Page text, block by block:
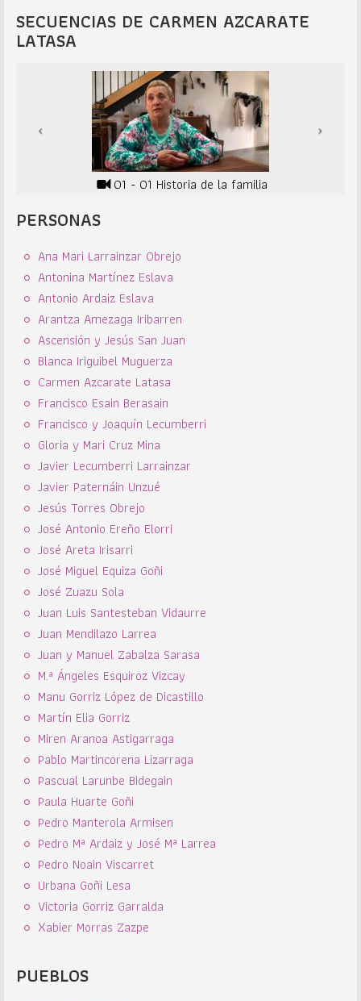
SECUENCIAS DE CARMEN AZCARATE
LATASA
01 - 01 Historia de la familia
PERSONAS
Ana Mari Larrainzar Obrejo
Antonina Martínez Eslava
Antonio Ardaiz Eslava
Arantza Amezaga Iribarren
Ascensión y Jesús San Juan
Blanca Iriguibel Muguerza
Carmen Azcarate Latasa
Francisco Esain Berasain
Francisco y Joaquín Lecumberri
Gloria y Mari Cruz Mina
Javier Lecumberri Larrainzar
Javier Paternáin Unzué
Jesús Torres Obrejo
José Antonio Ereño Elorri
José Areta Irisarri
José Miguel Equiza Goñi
José Zuazu Sola
Juan Luis Santesteban Vidaurre
Juan Mendilazo Larrea
Juan y Manuel Zabalza Sarasa
M.ª Ángeles Esquiroz Vizcay
Manu Gorriz López de Dicastillo
Martín Elia Gorriz
Miren Aranoa Astigarraga
Pablo Martincorena Lizarraga
Pascual Larunbe Bidegain
Paula Huarte Goñi
Pedro Manterola Armisen
Pedro Mª Ardaiz y José Mª Larrea
Pedro Noain Viscarret
Urbana Goñi Lesa
Victoria Gorriz Garralda
Xabier Morras Zazpe
PUEBLOS